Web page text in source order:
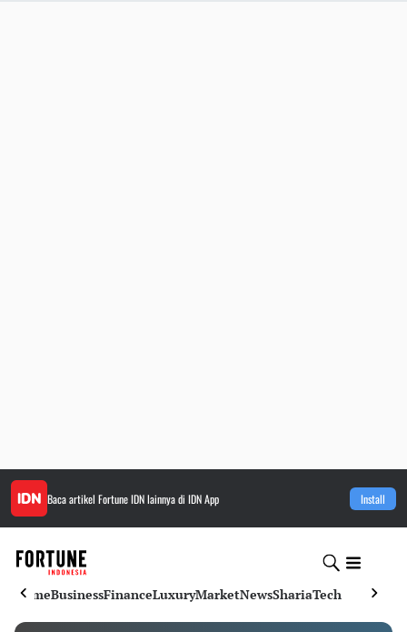
Baca artikel Fortune IDNlainnya di IDN App Install
HomeBusinessFinanceLuxuryMarketNewsShariaTech